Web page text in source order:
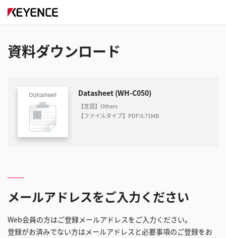
資料ダウンロード
Datasheet (WH-C050)
【言語】Others
【ファイルタイプ】PDF:0.71MB
メールアドレスをご入力ください
Web会員の方はご登録メールアドレスをご入力ください。
登録がお済みでない方はメールアドレスと必要事項のご登録をお